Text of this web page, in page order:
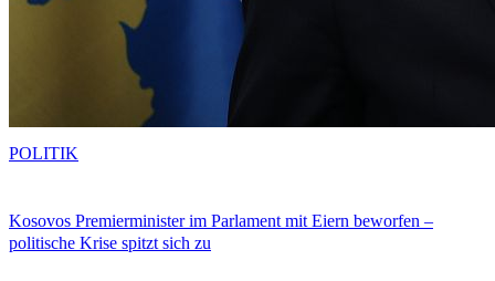
Kosovos Premierminister im Parlament mit Eiern beworfen –
politische Krise spitzt sich zu
POLITIK